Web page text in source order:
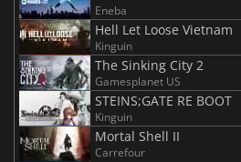
Eneba
Hell Let Loose Vietnam
Kinguin
The Sinking City 2
Gamesplanet US
STEINS;GATE RE BOOT
Kinguin
Mortal Shell II
Carrefour